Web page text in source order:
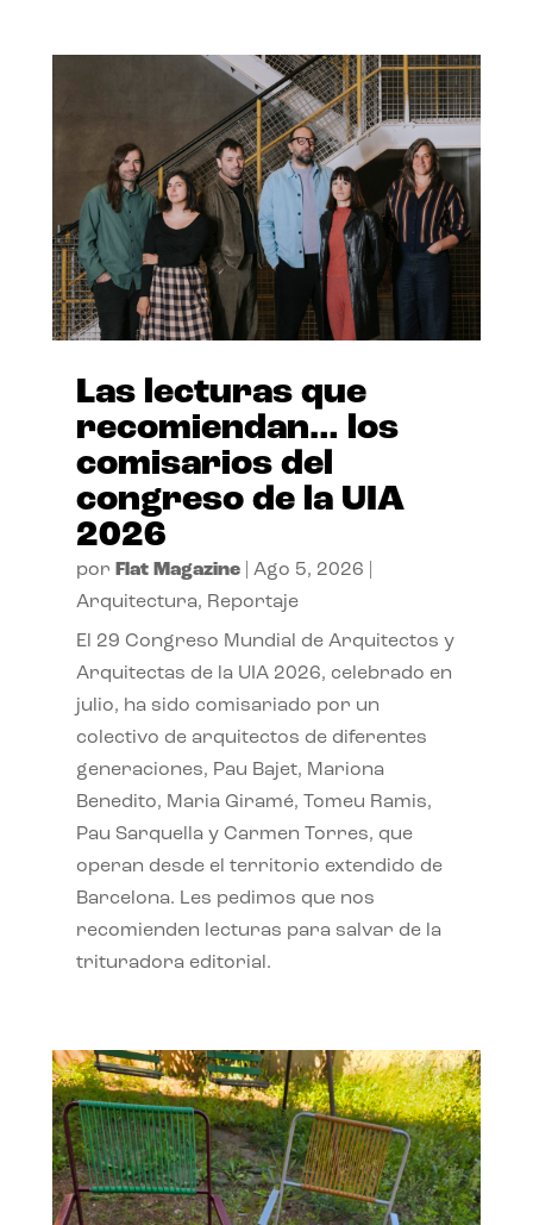
Las lecturas que
recomiendan… los
comisarios del
congreso de la UIA
2026
por Flat Magazine| Ago 5, 2026
Arquitectura, Reportaje
El 29 Congreso Mundial de Arquitectos y
Arquitectas de la UIA 2026, celebrado en
julio, ha sido comisariado por un
colectivo de arquitectos de diferentes
generaciones, Pau Bajet, Mariona
Benedito, Maria Giramé, Tomeu Ramis,
Pau Sarquella y Carmen Torres, que
operan desde el territorio extendido de
Barcelona. Les pedimos que nos
recomienden lecturas para salvar de la
trituradora editorial.